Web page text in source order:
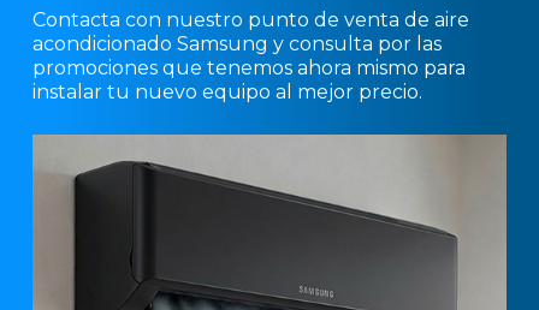
Contacta con nuestro punto de venta de aire
acondicionado Samsung y consulta por las
promociones que tenemos ahora mismo para
instalar tu nuevo equipo al mejor precio.